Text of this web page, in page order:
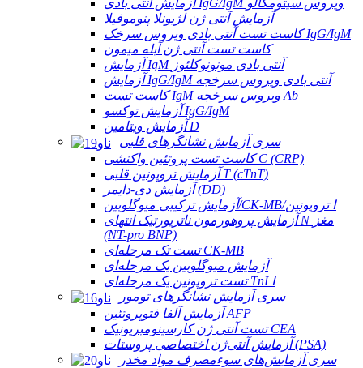
آزمایش آنتی بادی IgG/IgM ویروس سیتومگالو
آزمایش آنتی ژن لژیونلا پنوموفیلا
کاست تست آنتی بادی ویروس سرخک IgG/IgM
کاست تست آنتی ژن آبله میمون
آزمایش IgM آنتی بادی مونونوکلئوز
آزمایش IgG/IgM آنتی بادی ویروس سرخجه
کاست تست IgM ویروس سرخجه Ab
آزمایش توکسو IgG/IgM
آزمایش ویتامین D
سری آزمایش نشانگرهای قلبی
کاست تست پروتئین واکنشی C (CRP)
آزمایش تروپونین قلبی T (cTnT)
آزمایش دی-دایمر (DD)
آزمایش ترکیبی میوگلوبین/CK-MB/تروپونین Ⅰ
آزمایش پروهورمون ناتریورتیک انتهای N مغز
(NT-pro BNP)
تست تک مرحله‌ای CK-MB
آزمایش میوگلوبین یک مرحله‌ای
تست تروپونین یک مرحله‌ای TnI Ⅰ
سری آزمایش نشانگرهای تومور
آزمایش آلفا فتوپروتئین AFP
تست آنتی ژن کارسینومبریونیک CEA
آزمایش آنتی‌ژن اختصاصی پروستات (PSA)
سری آزمایش‌های سوءمصرف مواد مخدر